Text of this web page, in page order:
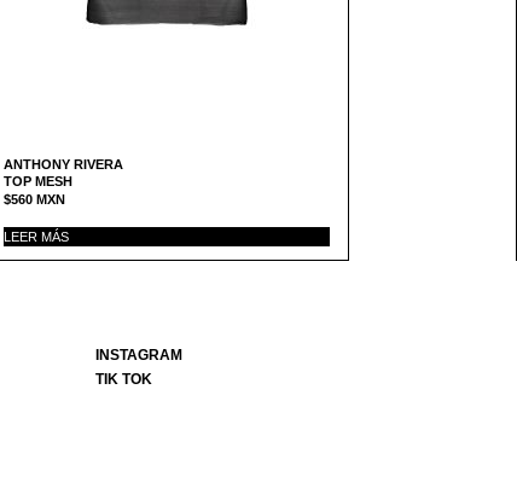
ANTHONY RIVERA
TOP MESH
$560 MXN
LEER MÁS
INSTAGRAM
TIK TOK